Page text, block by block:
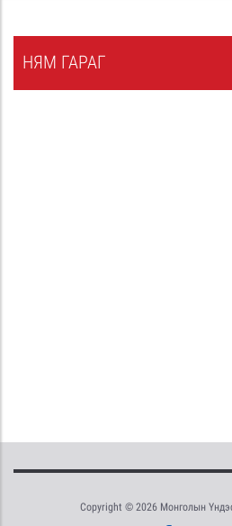
НЯМ ГАРАГ
Copyright © 2026 Монголын